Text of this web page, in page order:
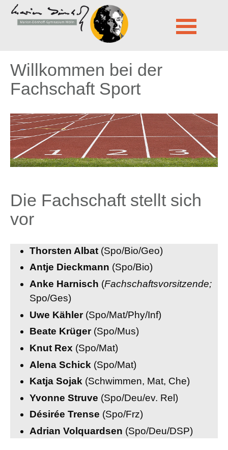
überspringen
Marion-Dönhoff-Gymnasium Mölln Sport
Willkommen bei der
Fachschaft Sport
Die Fachschaft stellt sich
vor
Thorsten Albat (Spo/Bio/Geo)
Antje Dieckmann (Spo/Bio)
Anke Harnisch (Fachschaftsvorsitzende;
Spo/Ges)
Uwe Kähler(Spo/Mat/Phy/Inf)
Beate Krüger(Spo/Mus)
Knut Rex (Spo/Mat)
Alena Schick (Spo/Mat)
Katja Sojak (Schwimmen, Mat, Che)
Yvonne Struve (Spo/Deu/ev. Rel)
Désirée Trense (Spo/Frz)
Adrian Volquardsen (Spo/Deu/DSP)